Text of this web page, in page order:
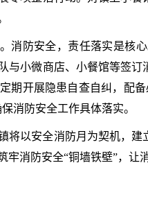
消防安全，责任落实是核
与小微商店、小餐馆等签
期开展隐患自查自纠，配
消防安全工作具体落实。
将以安全消防月为契机，
消防安全“铜墙铁壁”，让